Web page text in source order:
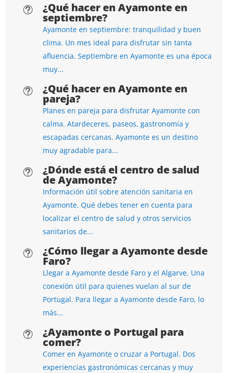
t ¿Qué hacer en Ayamonte en
septiembre?
Ayamonte en septiembre: tranquilidad y buen
clima. Un mes ideal para disfrutar sin tanta
afluencia. Septiembre en Ayamonte es una época
muy...
t ¿Qué hacer en Ayamonte en
pareja?
Planes en pareja para disfrutar Ayamonte con
calma. Atardeceres, paseos, gastronomía y
escapadas cercanas. Ayamonte es un destino
muy agradable para...
t ¿Dónde está el centro de salud
de Ayamonte?
Información útil sobre atención sanitaria en
Ayamonte. Qué debes tener en cuenta para
localizar el centro de salud y otros servicios
sanitarios de...
t ¿Cómo llegar a Ayamonte desde
Faro?
Llegar a Ayamonte desde Faro y el Algarve. Una
conexión útil para quienes vuelan al sur de
Portugal. Para llegar a Ayamonte desde Faro, lo
más...
t ¿Ayamonte o Portugal para
comer?
Comer en Ayamonte o cruzar a Portugal. Dos
experiencias gastronómicas cercanas y muy